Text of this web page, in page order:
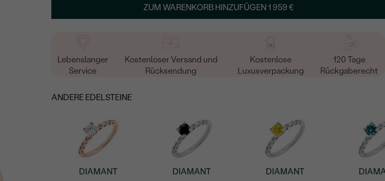
ZUM WARENKORB HINZUFÜGEN1 959 €
Lebenslanger
Service
Kostenloser Versand und
Rücksendung
Kostenlose
Luxusverpackung
120 Tage
Rückgaberecht
ANDERE EDELSTEINE
DIAMANT DIAMANT DIAMANT